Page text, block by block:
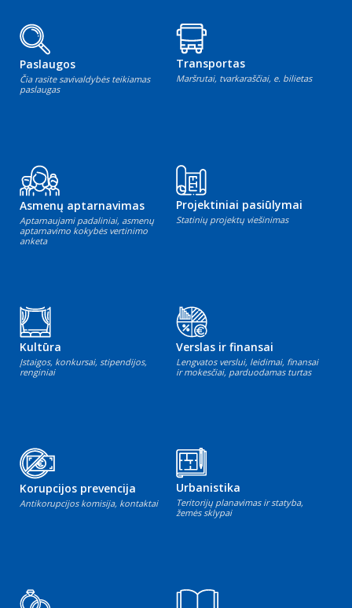
Paslaugos
Čia rasite savivaldybės teikiamas
paslaugas
Transportas
Maršrutai, tvarkaraščiai, e. bilietas
Asmenų aptarnavimas
Aptarnaujami padaliniai, asmenų
aptarnavimo kokybės vertinimo
anketa
Projektiniai pasiūlymai
Statinių projektų viešinimas
Kultūra
Įstaigos, konkursai, stipendijos,
renginiai
Verslas ir finansai
Lengvatos verslui, leidimai, finansai
ir mokesčiai, parduodamas turtas
Korupcijos prevencija
Antikorupcijos komisija, kontaktai
Urbanistika
Teritorijų planavimas ir statyba,
žemės sklypai